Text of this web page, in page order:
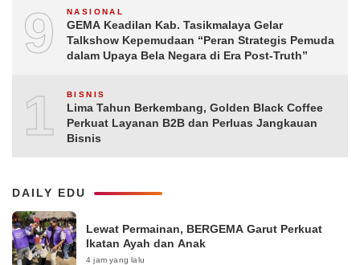
9 NASIONAL
GEMA Keadilan Kab. Tasikmalaya Gelar
Talkshow Kepemudaan “Peran Strategis Pemuda
dalam Upaya Bela Negara di Era Post-Truth”
10BISNIS
Lima Tahun Berkembang, Golden Black Coffee
Perkuat Layanan B2B dan Perluas Jangkauan
Bisnis
DAILY EDU
Lewat Permainan, BERGEMA Garut Perkuat
Ikatan Ayah dan Anak
4 jam yang lalu